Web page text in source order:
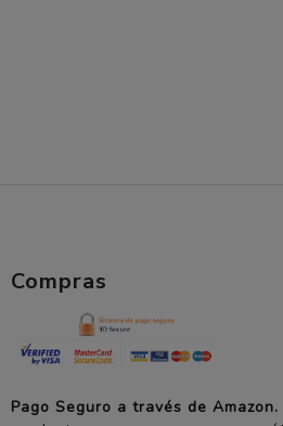
Compras
Pago Seguro a través de Amazon.